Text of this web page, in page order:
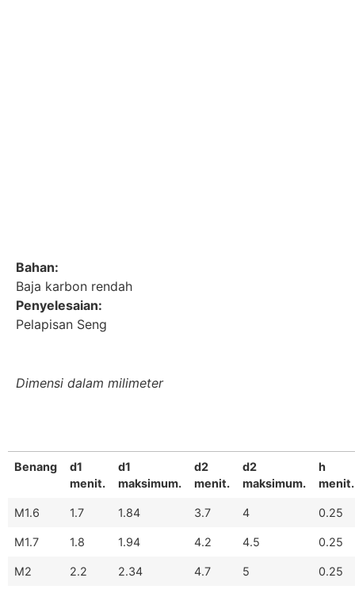
Bahan:
Baja karbon rendah
Penyelesaian:
Pelapisan Seng
Dimensi dalam milimeter
Benang
d1
menit.
d1
maksimum.
d2
menit.
d2
maksimum.
h
menit.
M1.6 1.7 1.84 3.7 4 0.25
M1.7 1.8 1.94 4.2 4.5 0.25
M2 2.2 2.34 4.7 5 0.25